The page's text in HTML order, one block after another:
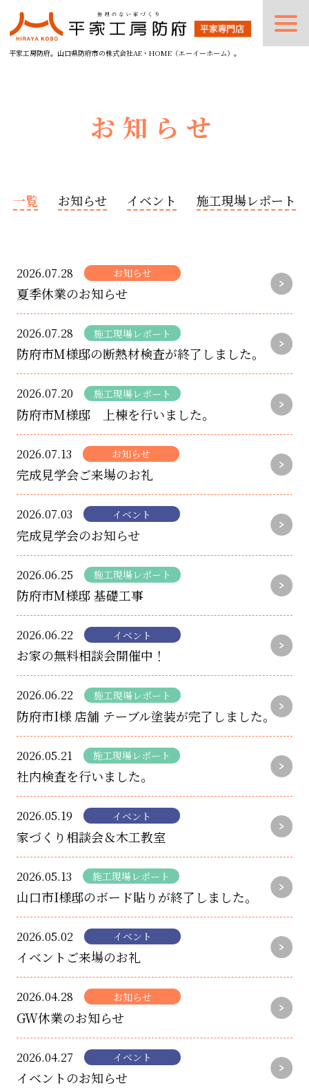
平家工房防府。山口県防府市の株式会社AE・HOME（エーイーホーム）。
お知らせ
一覧 お知らせ イベント 施工現場レポート
2026.07.28 お知らせ
夏季休業のお知らせ
2026.07.28 施工現場レポート
防府市M様邸の断熱材検査が終了しました。
2026.07.20 施工現場レポート
防府市M様邸 上棟を行いました。
2026.07.13 お知らせ
完成見学会ご来場のお礼
2026.07.03 イベント
完成見学会のお知らせ
2026.06.25 施工現場レポート
防府市M様邸 基礎工事
2026.06.22 イベント
お家の無料相談会開催中！
2026.06.22 施工現場レポート
防府市I様 店舗 テーブル塗装が完了しました。
2026.05.21 施工現場レポート
社内検査を行いました。
2026.05.19 イベント
家づくり相談会＆木工教室
2026.05.13 施工現場レポート
山口市I様邸のボード貼りが終了しました。
2026.05.02 イベント
イベントご来場のお礼
2026.04.28 お知らせ
GW休業のお知らせ
2026.04.27 イベント
イベントのお知らせ